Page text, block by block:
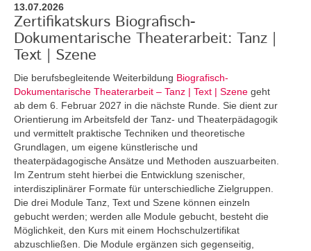
13.07.2026
Zertifikatskurs Biografisch-
Dokumentarische Theaterarbeit: Tanz |
Text | Szene
Die berufsbegleitende Weiterbildung Biografisch-
Dokumentarische Theaterarbeit – Tanz | Text | Szene geht
ab dem 6. Februar 2027 in die nächste Runde. Sie dient zur
Orientierung im Arbeitsfeld der Tanz- und Theaterpädagogik
und vermittelt praktische Techniken und theoretische
Grundlagen, um eigene künstlerische und
theaterpädagogische Ansätze und Methoden auszuarbeiten.
Im Zentrum steht hierbei die Entwicklung szenischer,
interdisziplinärer Formate für unterschiedliche Zielgruppen.
Die drei Module Tanz, Text und Szene können einzeln
gebucht werden; werden alle Module gebucht, besteht die
Möglichkeit, den Kurs mit einem Hochschulzertifikat
abzuschließen. Die Module ergänzen sich gegenseitig,